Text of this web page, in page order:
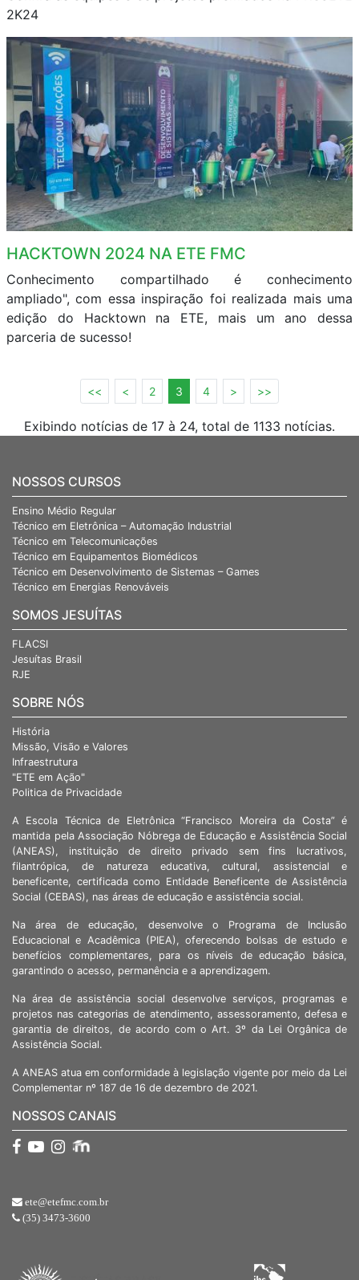
2K24
HACKTOWN 2024 NA ETE FMC
Conhecimento compartilhado é conhecimento
ampliado", com essa inspiração foi realizada mais uma
edição do Hacktown na ETE, mais um ano dessa
parceria de sucesso!
<< < 2 3 4 > >>
Exibindo notícias de 17 à 24, total de 1133 notícias.
NOSSOS CURSOS
Ensino Médio Regular
Técnico em Eletrônica – Automação Industrial
Técnico em Telecomunicações
Técnico em Equipamentos Biomédicos
Técnico em Desenvolvimento de Sistemas – Games
Técnico em Energias Renováveis
SOMOS JESUÍTAS
FLACSI
Jesuítas Brasil
RJE
SOBRE NÓS
História
Missão, Visão e Valores
Infraestrutura
"ETE em Ação"
Politica de Privacidade
A Escola Técnica de Eletrônica “Francisco Moreira da Costa” é
mantida pela Associação Nóbrega de Educação e Assistência Social
(ANEAS), instituição de direito privado sem fins lucrativos,
filantrópica, de natureza educativa, cultural, assistencial e
beneficente, certificada como Entidade Beneficente de Assistência
Social (CEBAS), nas áreas de educação e assistência social.
Na área de educação, desenvolve o Programa de Inclusão
Educacional e Acadêmica (PIEA), oferecendo bolsas de estudo e
benefícios complementares, para os níveis de educação básica,
garantindo o acesso, permanência e a aprendizagem.
Na área de assistência social desenvolve serviços, programas e
projetos nas categorias de atendimento, assessoramento, defesa e
garantia de direitos, de acordo com o Art. 3º da Lei Orgânica de
Assistência Social.
A ANEAS atua em conformidade à legislação vigente por meio da Lei
Complementar nº 187 de 16 de dezembro de 2021.
NOSSOS CANAIS
ete@etefmc.com.br
(35) 3473-3600